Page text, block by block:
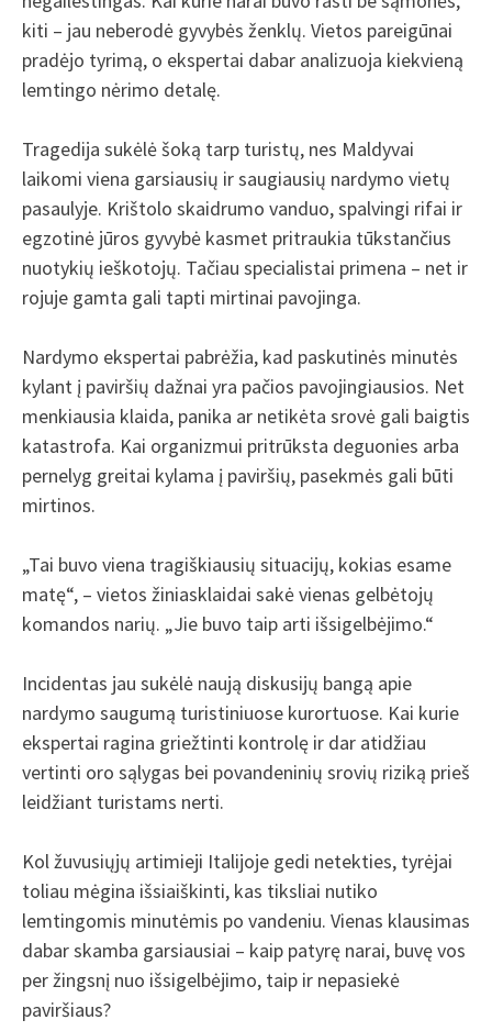
kiti – jau neberodė gyvybės ženklų. Vietos pareigūnai
pradėjo tyrimą, o ekspertai dabar analizuoja kiekvieną
lemtingo nėrimo detalę.
Tragedija sukėlė šoką tarp turistų, nes Maldyvai
laikomi viena garsiausių ir saugiausių nardymo vietų
pasaulyje. Krištolo skaidrumo vanduo, spalvingi rifai ir
egzotinė jūros gyvybė kasmet pritraukia tūkstančius
nuotykių ieškotojų. Tačiau specialistai primena – net ir
rojuje gamta gali tapti mirtinai pavojinga.
Nardymo ekspertai pabrėžia, kad paskutinės minutės
kylant į paviršių dažnai yra pačios pavojingiausios. Net
menkiausia klaida, panika ar netikėta srovė gali baigtis
katastrofa. Kai organizmui pritrūksta deguonies arba
pernelyg greitai kylama į paviršių, pasekmės gali būti
mirtinos.
„Tai buvo viena tragiškiausių situacijų, kokias esame
matę“, – vietos žiniasklaidai sakė vienas gelbėtojų
komandos narių. „Jie buvo taip arti išsigelbėjimo.“
Incidentas jau sukėlė naują diskusijų bangą apie
nardymo saugumą turistiniuose kurortuose. Kai kurie
ekspertai ragina griežtinti kontrolę ir dar atidžiau
vertinti oro sąlygas bei povandeninių srovių riziką prieš
leidžiant turistams nerti.
Kol žuvusiųjų artimieji Italijoje gedi netekties, tyrėjai
toliau mėgina išsiaiškinti, kas tiksliai nutiko
lemtingomis minutėmis po vandeniu. Vienas klausimas
dabar skamba garsiausiai – kaip patyrę narai, buvę vos
per žingsnį nuo išsigelbėjimo, taip ir nepasiekė
paviršiaus?